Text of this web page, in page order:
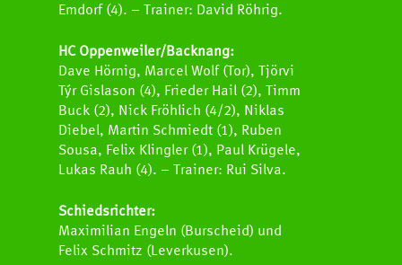
Emdorf (4). – Trainer: David Röhrig.
HC Oppenweiler/Backnang:
Dave Hörnig, Marcel Wolf (Tor), Tjörvi
Týr Gislason (4), Frieder Hail (2), Timm
Buck (2), Nick Fröhlich (4/2), Niklas
Diebel, Martin Schmiedt (1), Ruben
Sousa, Felix Klingler (1), Paul Krügele,
Lukas Rauh (4). – Trainer: Rui Silva.
Schiedsrichter:
Maximilian Engeln (Burscheid) und
Felix Schmitz (Leverkusen).